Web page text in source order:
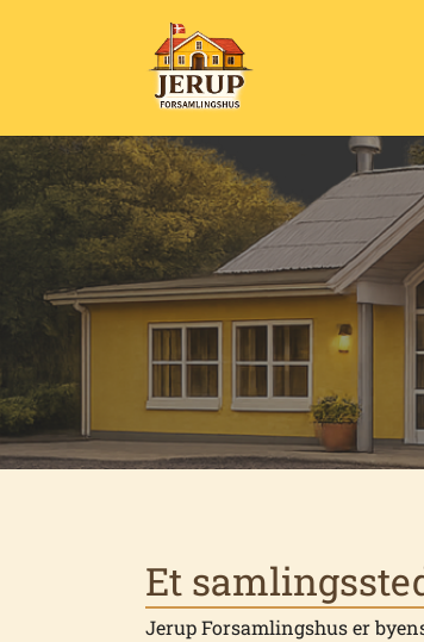
Et
Jerup Forsamlingshus er